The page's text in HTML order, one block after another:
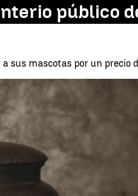
público
sus mascotas por un precio